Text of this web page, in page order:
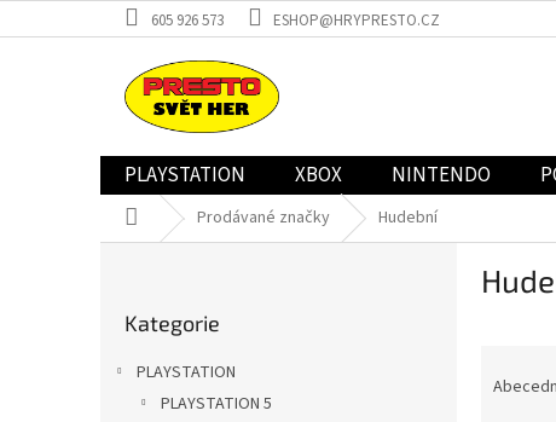
na
605 926 573 ESHOP@HRYPRESTO.CZ
PLAYSTATION XBOX NINTENDO
Domů Prodávané značky Hudební
kategorie
Kategorie
PLAYSTATION
PLAYSTATION 5